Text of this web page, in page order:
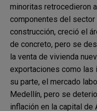
minoritas retrocedieron
componentes del sector
construcción, creció el
de concreto, pero se
la venta de vivienda
exportaciones como las
su parte, el mercado
Medellín, pero se
inflación en la capital de